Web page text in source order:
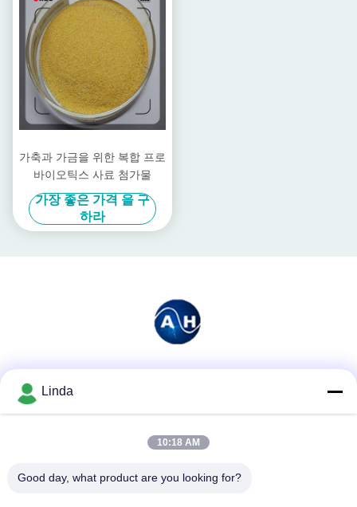
가축과 가금을 위한 복합 프로
바이오틱스 사료 첨가물
가장 좋은 가격 을 구
하라
전화
Linda
10:18 AM
Good day, what product are you looking for?